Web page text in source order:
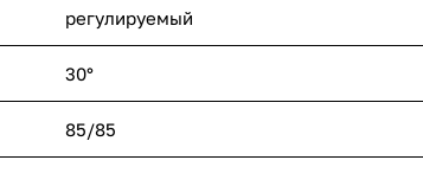
регулируемый
30°
85/85